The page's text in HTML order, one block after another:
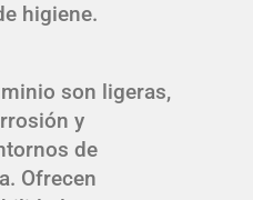
higiene.
son ligeras,
y
de
Ofrecen